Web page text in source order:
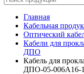
Главная
Кабельная
Оптический
Кабели для
ДПО
Кабель для
ДПО-05-006А16-